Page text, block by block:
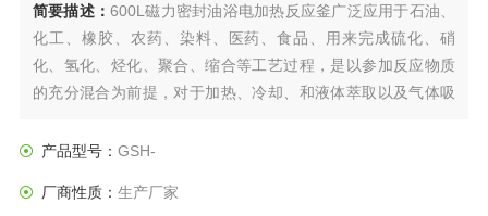
简要描述：600L磁力密封油浴电加热反应釜广泛应用于石油、
化工、橡胶、农药、染料、医药、食品、用来完成硫化、硝
化、氢化、烃化、聚合、缩合等工艺过程，是以参加反应物质
的充分混合为前提，对于加热、冷却、和液体萃取以及气体吸
是化工，制药等行业理想的所需设备。
产品型号： GSH-
厂商性质： 生产厂家